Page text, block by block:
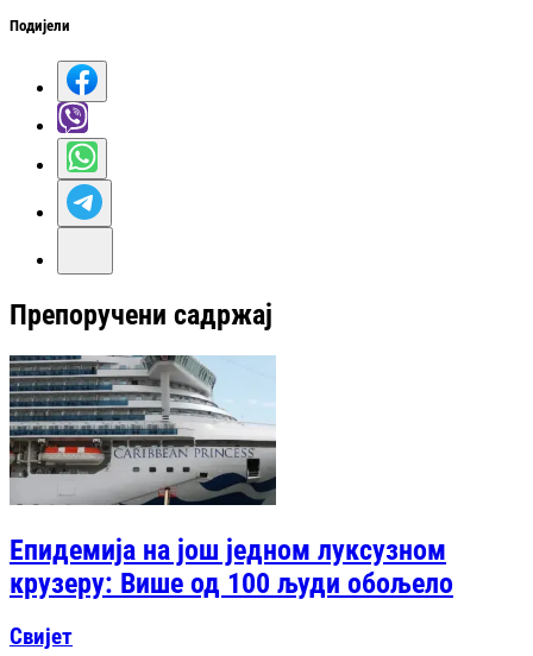
Подијели
Препоручени садржај
Епидемија на још једном луксузном
крузеру: Више од 100 људи обољело
Свијет